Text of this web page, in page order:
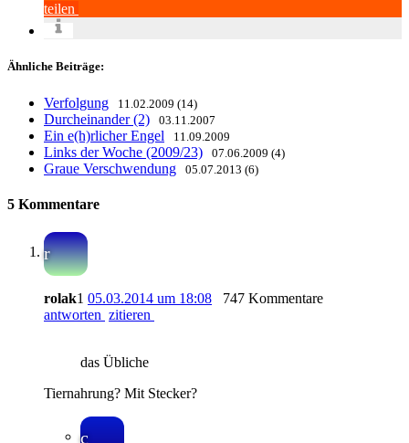
teilen
Ähnliche Beiträge:
Verfolgung 11.02.2009 (14)
Durcheinander (2) 03.11.2007
Ein e(h)rlicher Engel 11.09.2009
Links der Woche (2009/23) 07.06.2009 (4)
Graue Verschwendung 05.07.2013 (6)
5 Kommentare
r
rolak1 05.03.2014 um 18:08
747 Kommentare
antworten zitieren
das Übliche
Tiernahrung? Mit Stecker?
c